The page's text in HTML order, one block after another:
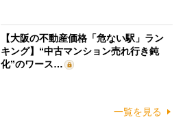
【大阪の不動産価格「危ない駅」ラン
キング】“中古マンション売れ行き鈍
化”のワース…
一覧を見る